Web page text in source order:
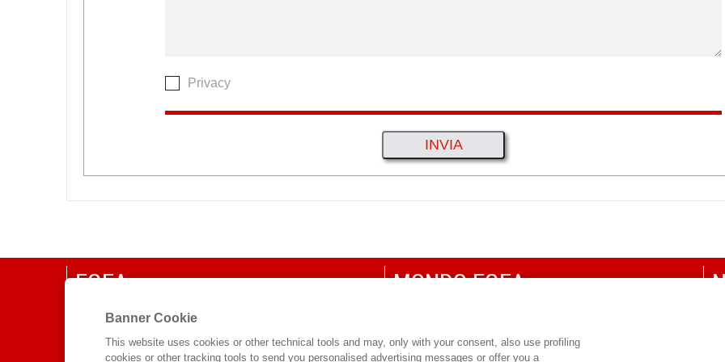
Privacy
EGEA
CHI SIAMO
COMITATO SCIENTIFICO
MONDO EGEA
SDA BOCCONI SCHOOL OF MANAGEMENT
Banner Cookie
This website uses cookies or other technical tools and may, only with your consent, also use profiling
cookies or other tracking tools to send you personalised advertising messages or offer you a